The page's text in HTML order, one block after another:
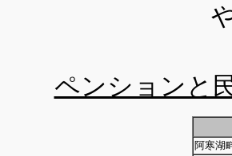
ペンションと
阿寒湖